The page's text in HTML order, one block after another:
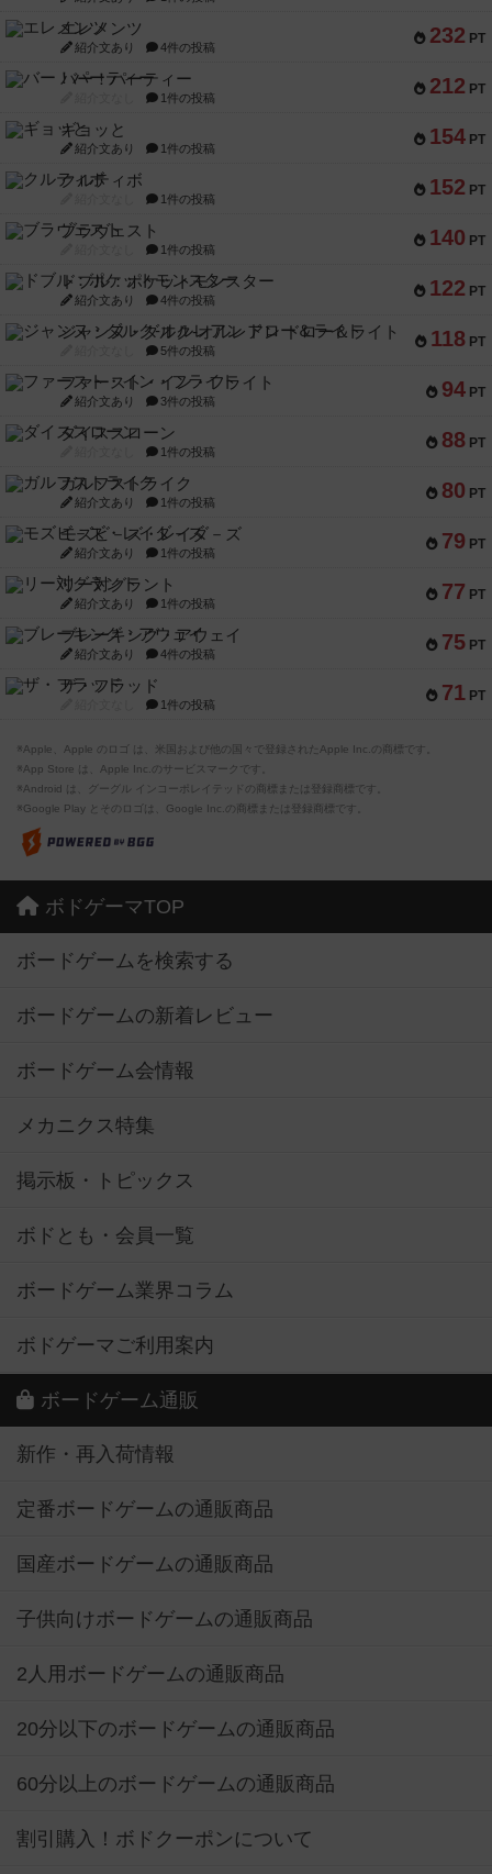
232 PT
エレメンツ
紹介文あり 4件の投稿
212 PT
バー！パーティー
1件の投稿
154 PT
ギョッと
紹介文あり 1件の投稿
152 PT
クルティボ
1件の投稿
140 PT
ブラヴェスト
1件の投稿
122 PT
ドブル：ポケットモンスター
紹介文あり 4件の投稿
118 PT
ジャンヌ・ダルク-オルレアン ドロー＆ライト
5件の投稿
94 PT
ファースト・イン・フライト
紹介文あり 3件の投稿
88 PT
ダイススローン
1件の投稿
80 PT
ガルフストライク
紹介文あり 1件の投稿
79 PT
モズビ－ズ・レイダ－ズ
紹介文あり 1件の投稿
77 PT
リー対グラント
紹介文あり 1件の投稿
75 PT
ブレーキング・アウェイ
紹介文あり 4件の投稿
71 PT
ザ・フラッド
1件の投稿
※Apple、Apple のロゴ は、米国および他の国々で登録されたApple Inc.の商標です。
※App Store は、Apple Inc.のサービスマークです。
※Android は、グーグル インコーポレイテッドの商標または登録商標です。
※Google Play とそのロゴは、Google Inc.の商標または登録商標です。
ボドゲーマTOP
ボードゲームを検索する
ボードゲームの新着レビュー
ボードゲーム会情報
メカニクス特集
掲示板・トピックス
ボドとも・会員一覧
ボードゲーム業界コラム
ボドゲーマご利用案内
ボードゲーム通販
新作・再入荷情報
定番ボードゲームの通販商品
国産ボードゲームの通販商品
子供向けボードゲームの通販商品
2人用ボードゲームの通販商品
20分以下のボードゲームの通販商品
60分以上のボードゲームの通販商品
割引購入！ボドクーポンについて